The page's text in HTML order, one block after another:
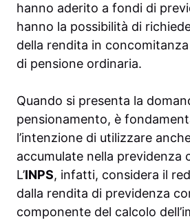
hanno aderito a fondi di
hanno la possibilità di
della rendita in
di pensione ordinaria.
Quando si presenta la
pensionamento, è
l’intenzione di utilizzare
accumulate nella previdenza
L’INPS, infatti, considera il
dalla rendita di previdenza
componente del calcolo